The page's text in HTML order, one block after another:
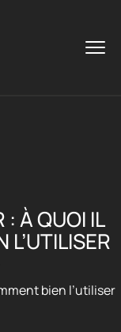
: À QUOI IL
L’UTILISER
bien l’utiliser